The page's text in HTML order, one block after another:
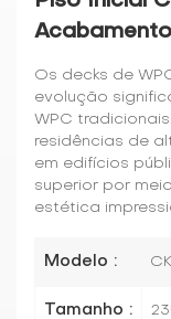
Os decks de
evolução
WPC
residências de
em edifícios
superior por
estética
Modelo :
Tamanho :